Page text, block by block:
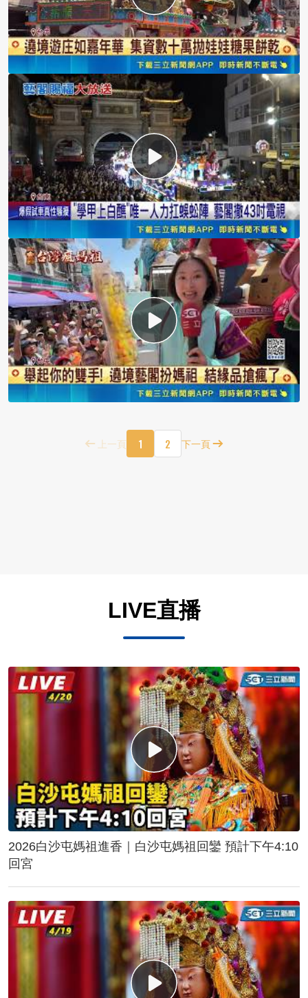
上一頁 1 2 下一頁
LIVE直播
2026白沙屯媽祖進香｜白沙屯媽祖回鑾 預計下午4:10
回宮